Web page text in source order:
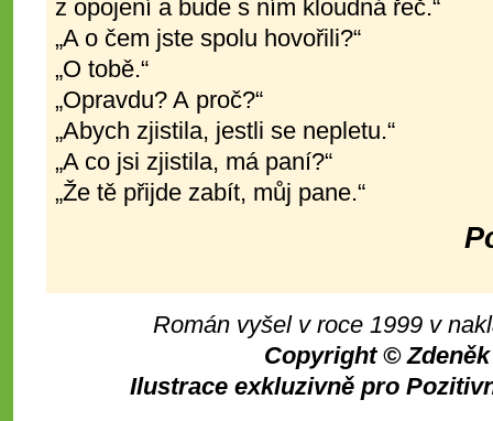
z opojení a bude s ním kloudná řeč.“
„A o čem jste spolu hovořili?“
„O tobě.“
„Opravdu? A proč?“
„Abych zjistila, jestli se nepletu.“
„A co jsi zjistila, má paní?“
„Že tě přijde zabít, můj pane.“
Román vyšel v roce 1999 v
Copyright ©
Ilustrace exkluzivně pro